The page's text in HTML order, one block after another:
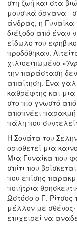
στη ζωή και στα
μουσικά όργανα
άνδρας, η
διέξοδο από έναν
είδωλο του
προδόθηκαν.
χιλιοειπωμένο
την παράσταση
απαίτηση. Ένα
καθρέφτης και
στο πιο γνωστό
αποπνέει
πάλη που
Η Σονάτα του
οριοθετεί μια
Μια Γυναίκα που
σπίτι που
που επίσης
ποιήτρια
Ωστόσο ο Γ. Ρίτσος
μέλλον με σθένος∙
επιχειρεί να